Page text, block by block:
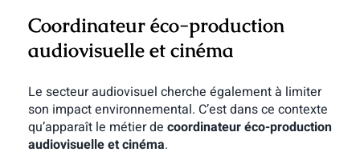
Coordinateur éco-production
audiovisuelle et cinéma
Le secteur audiovisuel cherche également à limiter
son impact environnemental. C’est dans ce contexte
qu’apparaît le métier de coordinateur éco-production
audiovisuelle et cinéma.